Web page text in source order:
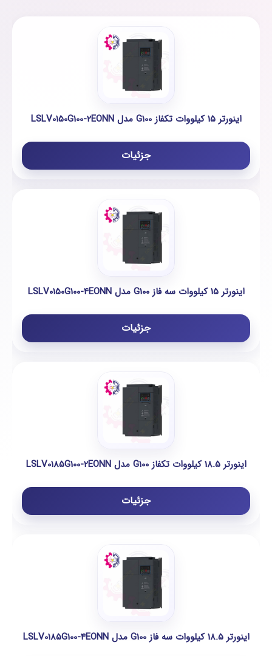
اینورتر 15 کیلووات تکفاز G100 مدل LSLV0150G100-2EONN
جزئیات
اینورتر 15 کیلووات سه فاز G100 مدل LSLV0150G100-4EONN
جزئیات
اینورتر 18.5 کیلووات تکفاز G100 مدل LSLV0185G100-2EONN
جزئیات
اینورتر 18.5 کیلووات سه فاز G100 مدل LSLV0185G100-4EONN